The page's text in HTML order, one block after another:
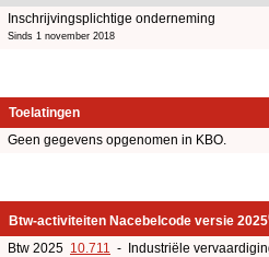
Inschrijvingsplichtige onderneming
Sinds 1 november 2018
Toelatingen
Geen gegevens opgenomen in KBO.
Btw-activiteiten Nacebelcode versie 2025
Btw 2025 10.711 - Industriële